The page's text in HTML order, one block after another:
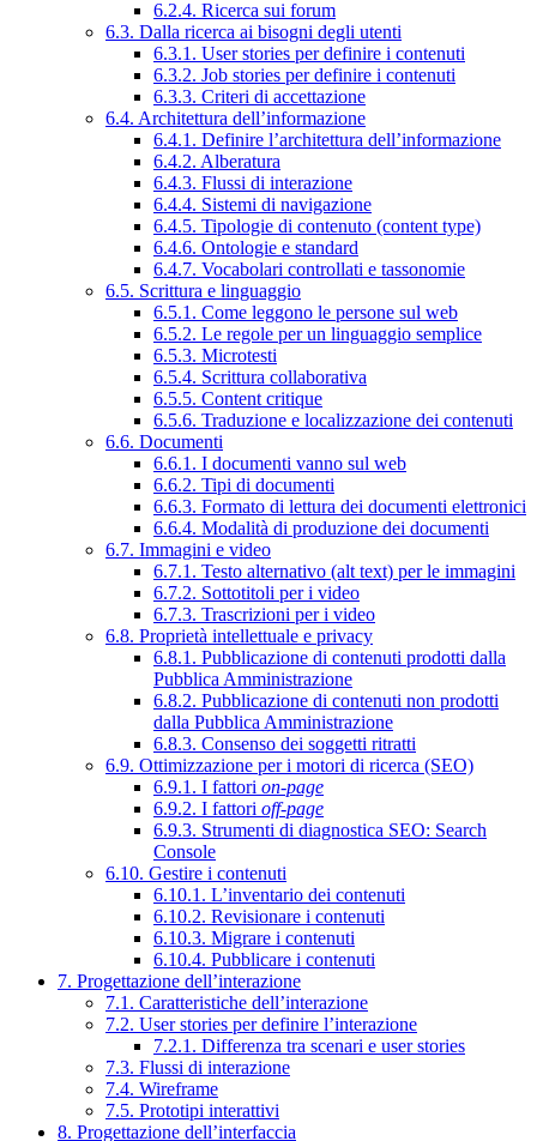
6.2.4. Ricerca sui forum
6.3. Dalla ricerca ai bisogni degli utenti
6.3.1. User stories per definire i contenuti
6.3.2. Job stories per definire i contenuti
6.3.3. Criteri di accettazione
6.4. Architettura dell’informazione
6.4.1. Definire l’architettura dell’informazione
6.4.2. Alberatura
6.4.3. Flussi di interazione
6.4.4. Sistemi di navigazione
6.4.5. Tipologie di contenuto (content type)
6.4.6. Ontologie e standard
6.4.7. Vocabolari controllati e tassonomie
6.5. Scrittura e linguaggio
6.5.1. Come leggono le persone sul web
6.5.2. Le regole per un linguaggio semplice
6.5.3. Microtesti
6.5.4. Scrittura collaborativa
6.5.5. Content critique
6.5.6. Traduzione e localizzazione dei contenuti
6.6. Documenti
6.6.1. I documenti vanno sul web
6.6.2. Tipi di documenti
6.6.3. Formato di lettura dei documenti elettronici
6.6.4. Modalità di produzione dei documenti
6.7. Immagini e video
6.7.1. Testo alternativo (alt text) per le immagini
6.7.2. Sottotitoli per i video
6.7.3. Trascrizioni per i video
6.8. Proprietà intellettuale e privacy
6.8.1. Pubblicazione di contenuti prodotti dalla
Pubblica Amministrazione
6.8.2. Pubblicazione di contenuti non prodotti
dalla Pubblica Amministrazione
6.8.3. Consenso dei soggetti ritratti
6.9. Ottimizzazione per i motori di ricerca (SEO)
6.9.1. I fattori on-page
6.9.2. I fattori off-page
6.9.3. Strumenti di diagnostica SEO: Search
Console
6.10. Gestire i contenuti
6.10.1. L’inventario dei contenuti
6.10.2. Revisionare i contenuti
6.10.3. Migrare i contenuti
6.10.4. Pubblicare i contenuti
7. Progettazione dell’interazione
7.1. Caratteristiche dell’interazione
7.2. User stories per definire l’interazione
7.2.1. Differenza tra scenari e user stories
7.3. Flussi di interazione
7.4. Wireframe
7.5. Prototipi interattivi
8. Progettazione dell’interfaccia